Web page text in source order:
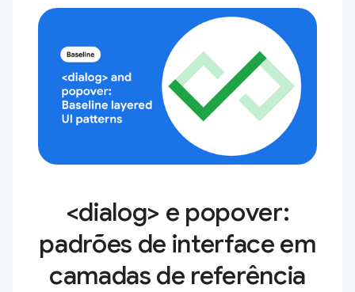
<dialog> e popover:
padrões de interface em
camadas de referência